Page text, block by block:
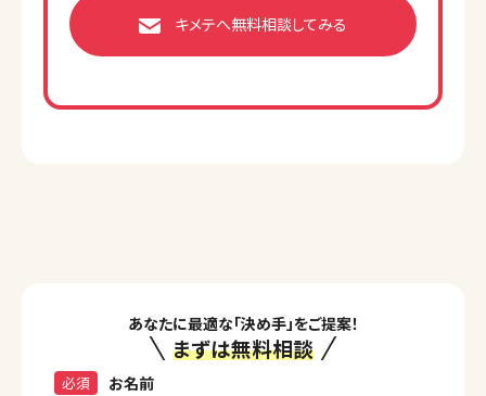
キメテへ無料相談してみる
あなたに最適な「決め手」をご提案！
まずは無料相談
お名前
必須